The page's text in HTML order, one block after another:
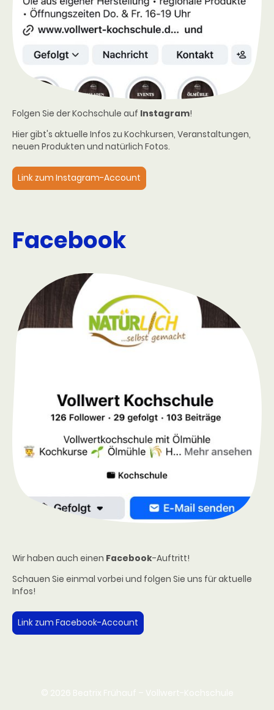
Folgen Sie der Kochschule auf Instagram!
Hier gibt's aktuelle Infos zu Kochkursen, Veranstaltungen,
neuen Produkten und natürlich Fotos.
Link zum Instagram-Account
Facebook
Wir haben auch einen Facebook-Auftritt!
Schauen Sie einmal vorbei und folgen Sie uns für aktuelle
Infos!
Link zum Facebook-Account
© 2026 Beatrix Frühauf – Vollwert-Kochschule